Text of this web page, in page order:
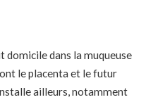
domicile dans la muqueuse
le placenta et le futur
ailleurs, notamment